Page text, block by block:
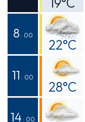
Odczuwalna
19°C
8 : 00
22°C
Odczuwalna
22°C
11 : 00
28°C
Odczuwalna
28°C
14 : 00